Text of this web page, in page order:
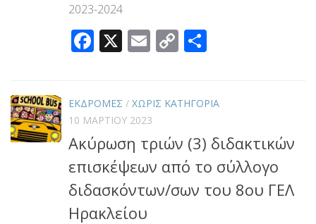
2023-2024
Facebook
X Email
Copy
ΕΚΔΡΟΜΕΣ / ΧΩΡΊΣ ΚΑΤΗΓΟΡΊΑ
10 ΜΑΡΤΊΟΥ 2023
Ακύρωση τριών (3) διδακτικών
επισκέψεων από το σύλλογο
διδασκόντων/σων του 8ου ΓΕΛ
Ηρακλείου